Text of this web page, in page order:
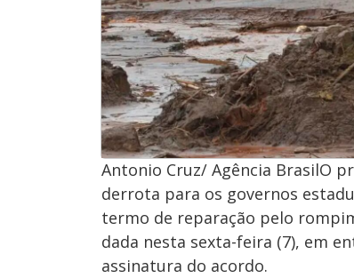
Antonio Cruz/ Agência BrasilO
derrota para os governos
termo de reparação pelo
dada nesta sexta-feira (7), em
assinatura do acordo.